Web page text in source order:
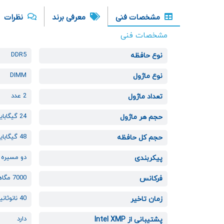
مشخصات فنی معرفی برند نظرات
مشخصات فنی
نوع حافظه DDR5
نوع ماژول DIMM
تعداد ماژول 2 عدد
حجم هر ماژول 24 گیگابایت
حجم کل حافظه 48 گیگابایت
پیکربندی دو مسیره
فرکانس 7000 مگاهرتز
زمان تاخیر 40 نانو‌ثانیه
پشتیبانی از Intel XMP دارد